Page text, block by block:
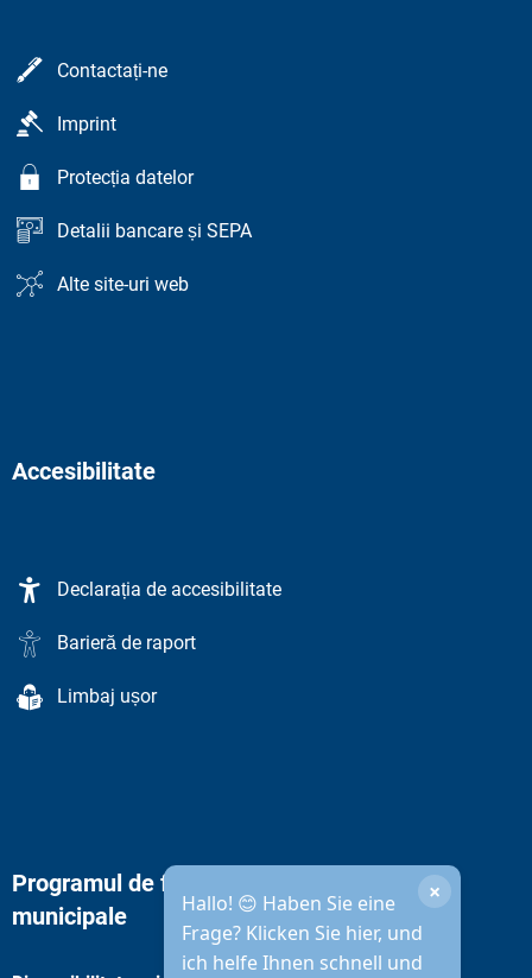
Contactați-ne
Imprint
Protecția datelor
Detalii bancare și SEPA
Alte site-uri web
Accesibilitate
Declarația de accesibilitate
Barieră de raport
Limbaj ușor
Hallo! 😊 Haben Sie eine
Frage? Klicken Sie hier, und
ich helfe Ihnen schnell und
×
Programul de funcționare al administrației
municipale